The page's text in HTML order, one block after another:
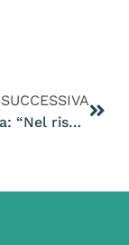
SUCCESSIVA
Conferenza: “Nel rispetto degli animali: caccia, bracconaggio, randagismo, trasporto, zoo. Le norme di tutela dell’Unione europea ”